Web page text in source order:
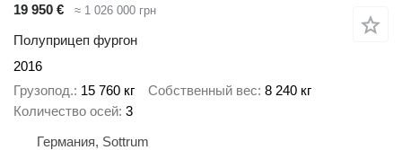
19 950 €
≈ 1 026 000 грн
Полуприцеп фургон
2016
Грузопод. 15 760 кг Собственный вес 8 240 кг
Количество осей 3
Германия, Sottrum